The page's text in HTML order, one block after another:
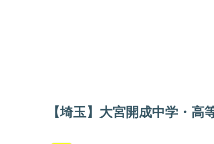
【埼玉】大宮開成中学・